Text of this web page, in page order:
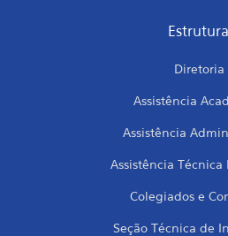
Estrutura
Diretoria
Assistência
Assistência
Assistência Técnica
Colegiados e
Seção Técnica de